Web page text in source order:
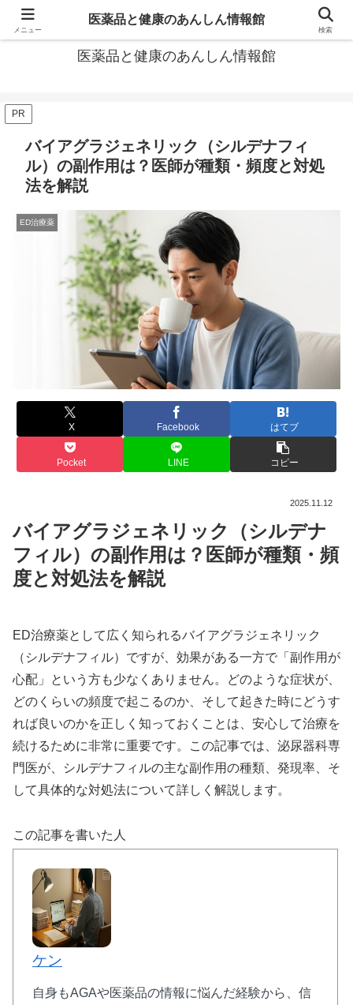
あなたの医薬品選び、後悔しないための情報が見つかる場所。
医薬品と健康のあんしん情報館
PR
バイアグラジェネリック（シルデナフィ
ル）の副作用は？医師が種類・頻度と対処
法を解説
ED治療薬
X Facebook はてブ
Pocket LINE コピー
2025.11.12
バイアグラジェネリック（シルデナ
フィル）の副作用は？医師が種類・頻
度と対処法を解説
ED治療薬として広く知られるバイアグラジェネリック
（シルデナフィル）ですが、効果がある一方で「副作用が
心配」という方も少なくありません。どのような症状が、
どのくらいの頻度で起こるのか、そして起きた時にどうす
れば良いのかを正しく知っておくことは、安心して治療を
続けるために非常に重要です。この記事では、泌尿器科専
門医が、シルデナフィルの主な副作用の種類、発現率、そ
して具体的な対処法について詳しく解説します。
この記事を書いた人
ケン
自身もAGAや医薬品の情報に悩んだ経験から、信
メニュー
医薬品と健康のあんしん情報館
検索